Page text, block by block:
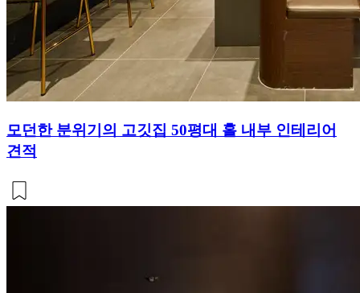
모던한 분위기의 고깃집 50평대 홀 내부 인테리어
견적